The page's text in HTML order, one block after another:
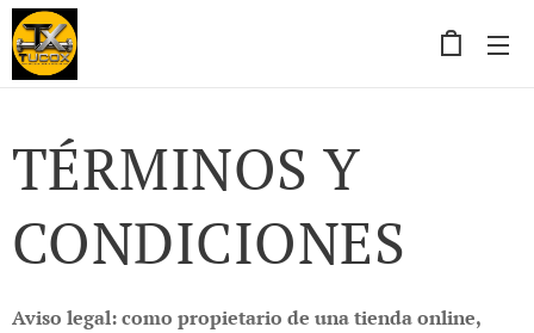
TÉRMINOS Y
CONDICIONES
Aviso legal: como propietario de una tienda online,